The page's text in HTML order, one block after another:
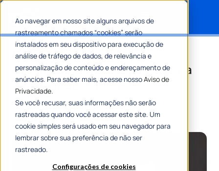
Ao navegar em nosso site alguns arquivos de
rastreamento chamados “cookies” serão
instalados em seu dispositivo para execução de
análise de tráfego de dados, de relevância e
personalização de conteúdo e endereçamento de
anúncios. Para saber mais, acesse nossoAviso de
Privacidade.
Se você recusar, suas informações não serão
rastreadas quando você acessar este site. Um
cookie simples será usado em seu navegador para
lembrar sobre sua preferência de não ser
rastreado.
Configurações de cookies
Entenda como aplicar o
desenvolvimento de pessoas na
administração pública
Por Equipe Editorial 1Doc
10 Janeiro 2024
5 Min De Leitura